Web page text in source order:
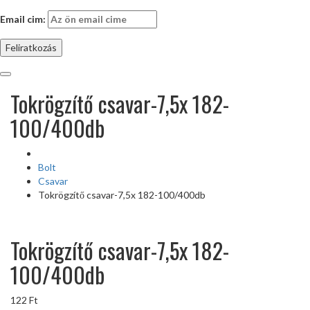
Email cim:
Tokrögzítő csavar-7,5x 182-
100/400db
Bolt
Csavar
Tokrögzítő csavar-7,5x 182-100/400db
Tokrögzítő csavar-7,5x 182-
100/400db
122 Ft